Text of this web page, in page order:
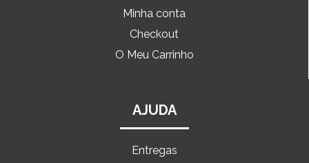
Minha conta
Checkout
O Meu Carrinho
AJUDA
Entregas